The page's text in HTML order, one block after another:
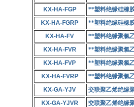
KX-HA-FGP
**塑料绝缘硅橡
KX-HA-FGRP
**塑料绝缘硅橡
KX-HA-FV
**塑料绝缘聚氯
KX-HA-FVR
**塑料绝缘聚氯
KX-HA-FVP
**塑料绝缘聚氯
KX-HA-FVRP
**塑料绝缘聚氯
KX-GA-YJV
交联聚乙烯绝缘
KX-GA-YJVR
交联聚乙烯绝缘